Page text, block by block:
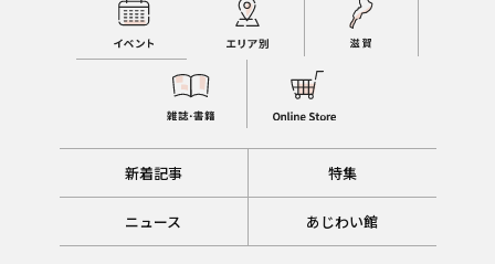
新着記事 特集
ニュース あじわい館